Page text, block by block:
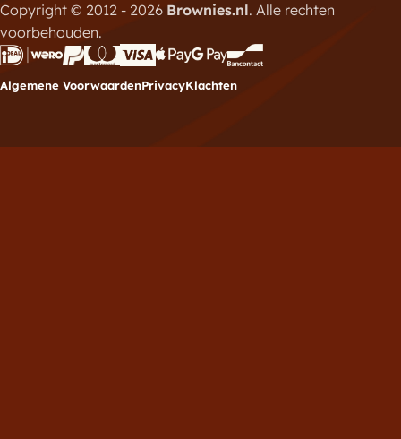
Copyright © 2012 - 2026 Brownies.nl. Alle rechten
voorbehouden.
Algemene VoorwaardenPrivacyKlachten